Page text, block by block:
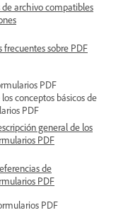
de archivo compatibles
frecuentes sobre PDF
PDF
los conceptos básicos de
PDF
general de los
PDF
de
PDF
PDF